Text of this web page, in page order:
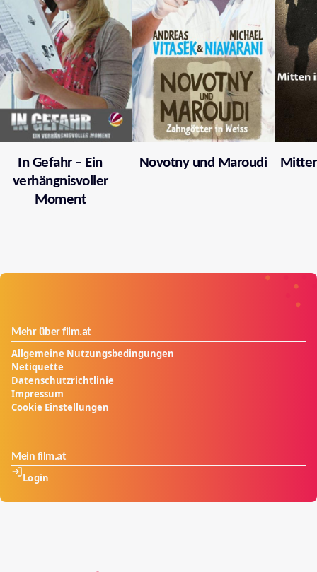
In Gefahr – Ein
verhängnisvoller
Moment
Novotny und Maroudi
Mehr über film.at
Allgemeine Nutzungsbedingungen
Netiquette
Datenschutzrichtlinie
Impressum
Cookie Einstellungen
Mein film.at
Login